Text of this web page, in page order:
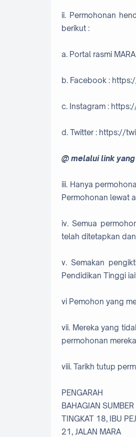
ii. Permohonan
berikut :
a. Portal rasmi
b. Facebook :
c. Instagram :
d. Twitter : https://
@ melalui link
iii. Hanya
Permohonan lewat
iv. Semua
telah ditetapkan
v. Semakan
Pendidikan Tinggi
vi Pemohon yang
vii. Mereka yang
permohonan
viii. Tarikh tutup
PENGARAH
BAHAGIAN
TINGKAT 18, IBU
21, JALAN MARA